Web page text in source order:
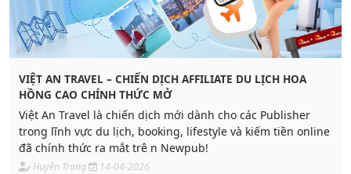
VIỆT AN TRAVEL – CHIẾN DỊCH AFFILIATE DU LỊCH HOA
HỒNG CAO CHÍNH THỨC MỞ
Việt An Travel là chiến dịch mới dành cho các Publisher
trong lĩnh vực du lịch, booking, lifestyle và kiếm tiền online
đã chính thức ra mắt trê n Newpub!
Huyền Trang 14-04-2026